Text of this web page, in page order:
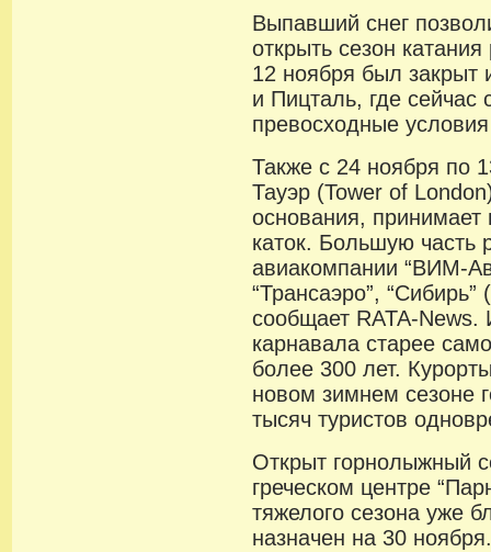
Выпавший снег
открыть сезон
12 ноября был закрыт
и Пицталь, где сейчас
превосходные
Также с 24 ноября по
Тауэр (Tower of
основания, принимает
каток. Большую часть
авиакомпании “ВИМ-
“Трансаэро”,
сообщает RATA-News.
карнавала старее
более 300 лет.
новом зимнем сезоне
тысяч туристов
Открыт горнолыжный
греческом центре
тяжелого сезона уже
назначен на 30